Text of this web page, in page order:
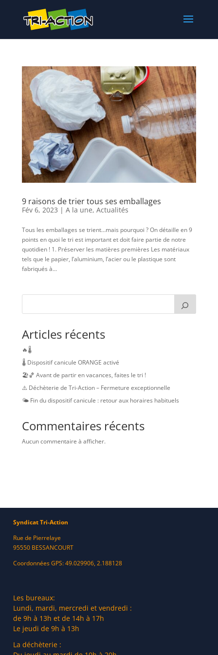
9 raisons de trier tous ses emballages
Fév 6, 2023 | A la une, Actualités
Tous les emballages se trient…mais pourquoi ? On détaille en 9
points en quoi le tri est important et doit faire partie de notre
quotidien ! 1. Préserver les matières premières Les matériaux
tels que le papier, l’aluminium, l’acier ou le plastique sont
fabriqués à...
Articles récents
🔥🌡️
🌡️ Dispositif canicule ORANGE activé
🏖️🏀 Avant de partir en vacances, faites le tri !
⚠️ Déchèterie de Tri-Action – Fermeture exceptionnelle
🌤️ Fin du dispositif canicule : retour aux horaires habituels
Commentaires récents
Aucun commentaire à afficher.
Syndicat Tri-Action
Rue de Pierrelaye
95550 BESSANCOURT
Coordonnées GPS: 49.029906, 2.188128
Les bureaux:
Lundi, mardi, mercredi et vendredi :
de 9h à 13h et de 14h à 17h
Le jeudi de 9h à 13h
La déchèterie :